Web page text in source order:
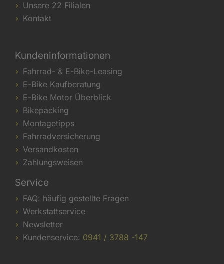
Unsere 22 Filialen
Kontakt
Kundeninformationen
Fahrrad- & E-Bike-Leasing
E-Bike Kaufberatung
E-Bike Motor Überblick
Bikepacking
Montagetipps
Fahrradversicherung
Versandkosten
Zahlungsweisen
Service
FAQ: häufig gestellte Fragen
Werkstattservice
Newsletter
Kundenservice: 0941 / 3788 -147